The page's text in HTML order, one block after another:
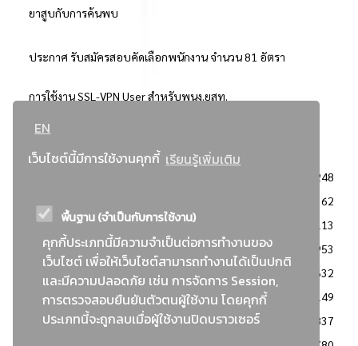
EN
เว็บไซต์นี้มีการใช้งานคุกกี้ เรียนรู้เพิ่มเติม
พื้นฐาน (จำเป็นกับการใช้งาน)
คุกกี้ประเภทนี้มีความจำเป็นต่อการทำงานของ
เว็บไซต์ เพื่อให้เว็บไซต์สามารถทำงานได้เป็นปกติ
และมีความปลอดภัย เช่น การจัดการ Session,
การตรวจสอบยืนยันตัวตนผู้ใช้งาน โดยคุกกี้
ประเภทนี้จะถูกลบเมื่อผู้ใช้งานปิดบราวเซอร์
ยาสูบกับการค้นพบ
ประกาศ รับสมัครสอบคัดเลือกพนักงาน จำนวน 81 อัตรา
การใช้งาน SSL-VPN User สำหรับพนง.ยสท.
..ยอดนิยม..
3248
2362
: วิธีเฉพาะเจาะจง
2113
ข่าวสาร/ประกาศ
1953
: เอกสารส่งเสริมความโปร่งใสในการจัดซื้อจัดจ้าง
1632
ข่าวสารจัดซื้อจัดจ้าง
1149
: แผนการจัดซื้อจัดจ้าง
837